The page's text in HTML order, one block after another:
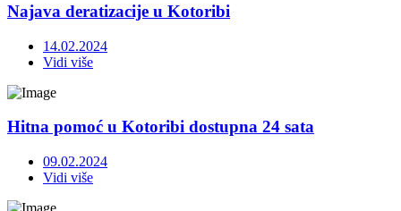
Najava deratizacije u Kotoribi
14.02.2024
Vidi više
Hitna pomoć u Kotoribi dostupna 24 sata
09.02.2024
Vidi više